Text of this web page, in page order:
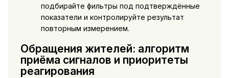
подбирайте фильтры под подтверждённые
показатели и контролируйте результат
повторным измерением.
Обращения жителей: алгоритм
приёма сигналов и приоритеты
реагирования